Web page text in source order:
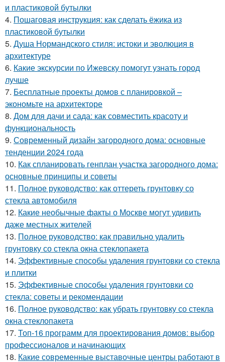
и пластиковой бутылки
4. Пошаговая инструкция: как сделать ёжика из
пластиковой бутылки
5. Душа Нормандского стиля: истоки и эволюция в
архитектуре
6. Какие экскурсии по Ижевску помогут узнать город
лучше
7. Бесплатные проекты домов с планировкой –
экономьте на архитекторе
8. Дом для дачи и сада: как совместить красоту и
функциональность
9. Современный дизайн загородного дома: основные
тенденции 2024 года
10. Как спланировать генплан участка загородного дома:
основные принципы и советы
11. Полное руководство: как оттереть грунтовку со
стекла автомобиля
12. Какие необычные факты о Москве могут удивить
даже местных жителей
13. Полное руководство: как правильно удалить
грунтовку со стекла окна стеклопакета
14. Эффективные способы удаления грунтовки со стекла
и плитки
15. Эффективные способы удаления грунтовки со
стекла: советы и рекомендации
16. Полное руководство: как убрать грунтовку со стекла
окна стеклопакета
17. Топ-16 программ для проектирования домов: выбор
профессионалов и начинающих
18. Какие современные выставочные центры работают в